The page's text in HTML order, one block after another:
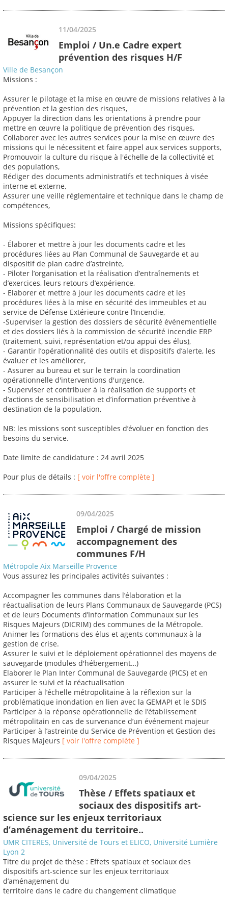
11/04/2025
Emploi / Un.e Cadre expert
prévention des risques H/F
Ville de Besançon
Missions :
Assurer le pilotage et la mise en œuvre de missions relatives à la
prévention et la gestion des risques,
Appuyer la direction dans les orientations à prendre pour
mettre en œuvre la politique de prévention des risques,
Collaborer avec les autres services pour la mise en œuvre des
missions qui le nécessitent et faire appel aux services supports,
Promouvoir la culture du risque à l'échelle de la collectivité et
des populations,
Rédiger des documents administratifs et techniques à visée
interne et externe,
Assurer une veille réglementaire et technique dans le champ de
compétences,
Missions spécifiques:
- Élaborer et mettre à jour les documents cadre et les
procédures liées au Plan Communal de Sauvegarde et au
dispositif de plan cadre d’astreinte,
- Piloter l’organisation et la réalisation d’entraînements et
d’exercices, leurs retours d’expérience,
- Elaborer et mettre à jour les documents cadre et les
procédures liées à la mise en sécurité des immeubles et au
service de Défense Extérieure contre l’Incendie,
-Superviser la gestion des dossiers de sécurité événementielle
et des dossiers liés à la commission de sécurité incendie ERP
(traitement, suivi, représentation et/ou appui des élus),
- Garantir l’opérationnalité des outils et dispositifs d’alerte, les
évaluer et les améliorer,
- Assurer au bureau et sur le terrain la coordination
opérationnelle d'interventions d'urgence,
- Superviser et contribuer à la réalisation de supports et
d’actions de sensibilisation et d’information préventive à
destination de la population,
NB: les missions sont susceptibles d’évoluer en fonction des
besoins du service.
Date limite de candidature : 24 avril 2025
Pour plus de détails : [ voir l'offre complète ]
09/04/2025
Emploi / Chargé de mission
accompagnement des
communes F/H
Métropole Aix Marseille Provence
Vous assurez les principales activités suivantes :
Accompagner les communes dans l’élaboration et la
réactualisation de leurs Plans Communaux de Sauvegarde (PCS)
et de leurs Documents d’Information Communaux sur les
Risques Majeurs (DICRIM) des communes de la Métropole.
Animer les formations des élus et agents communaux à la
gestion de crise.
Assurer le suivi et le déploiement opérationnel des moyens de
sauvegarde (modules d'hébergement…)
Elaborer le Plan Inter Communal de Sauvegarde (PICS) et en
assurer le suivi et la réactualisation
Participer à l’échelle métropolitaine à la réflexion sur la
problématique inondation en lien avec la GEMAPI et le SDIS
Participer à la réponse opérationnelle de l’établissement
métropolitain en cas de survenance d’un événement majeur
Participer à l’astreinte du Service de Prévention et Gestion des
Risques Majeurs [ voir l'offre complète ]
09/04/2025
Thèse / Effets spatiaux et
sociaux des dispositifs art-
science sur les enjeux territoriaux
d’aménagement du territoire..
UMR CITERES, Université de Tours et ELICO, Université Lumière
Lyon 2
Titre du projet de thèse : Effets spatiaux et sociaux des
dispositifs art-science sur les enjeux territoriaux
d’aménagement du
territoire dans le cadre du changement climatique